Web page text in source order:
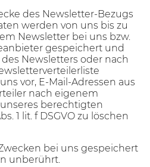
des Newsletter-Bezugs
werden von uns bis zu
Newsletter bei uns bzw.
gespeichert und
Newsletters oder nach
vor, E-Mail-Adressen aus
nach eigenem
berechtigten
1 lit. f DSGVO zu löschen
bei uns gespeichert
unberührt.